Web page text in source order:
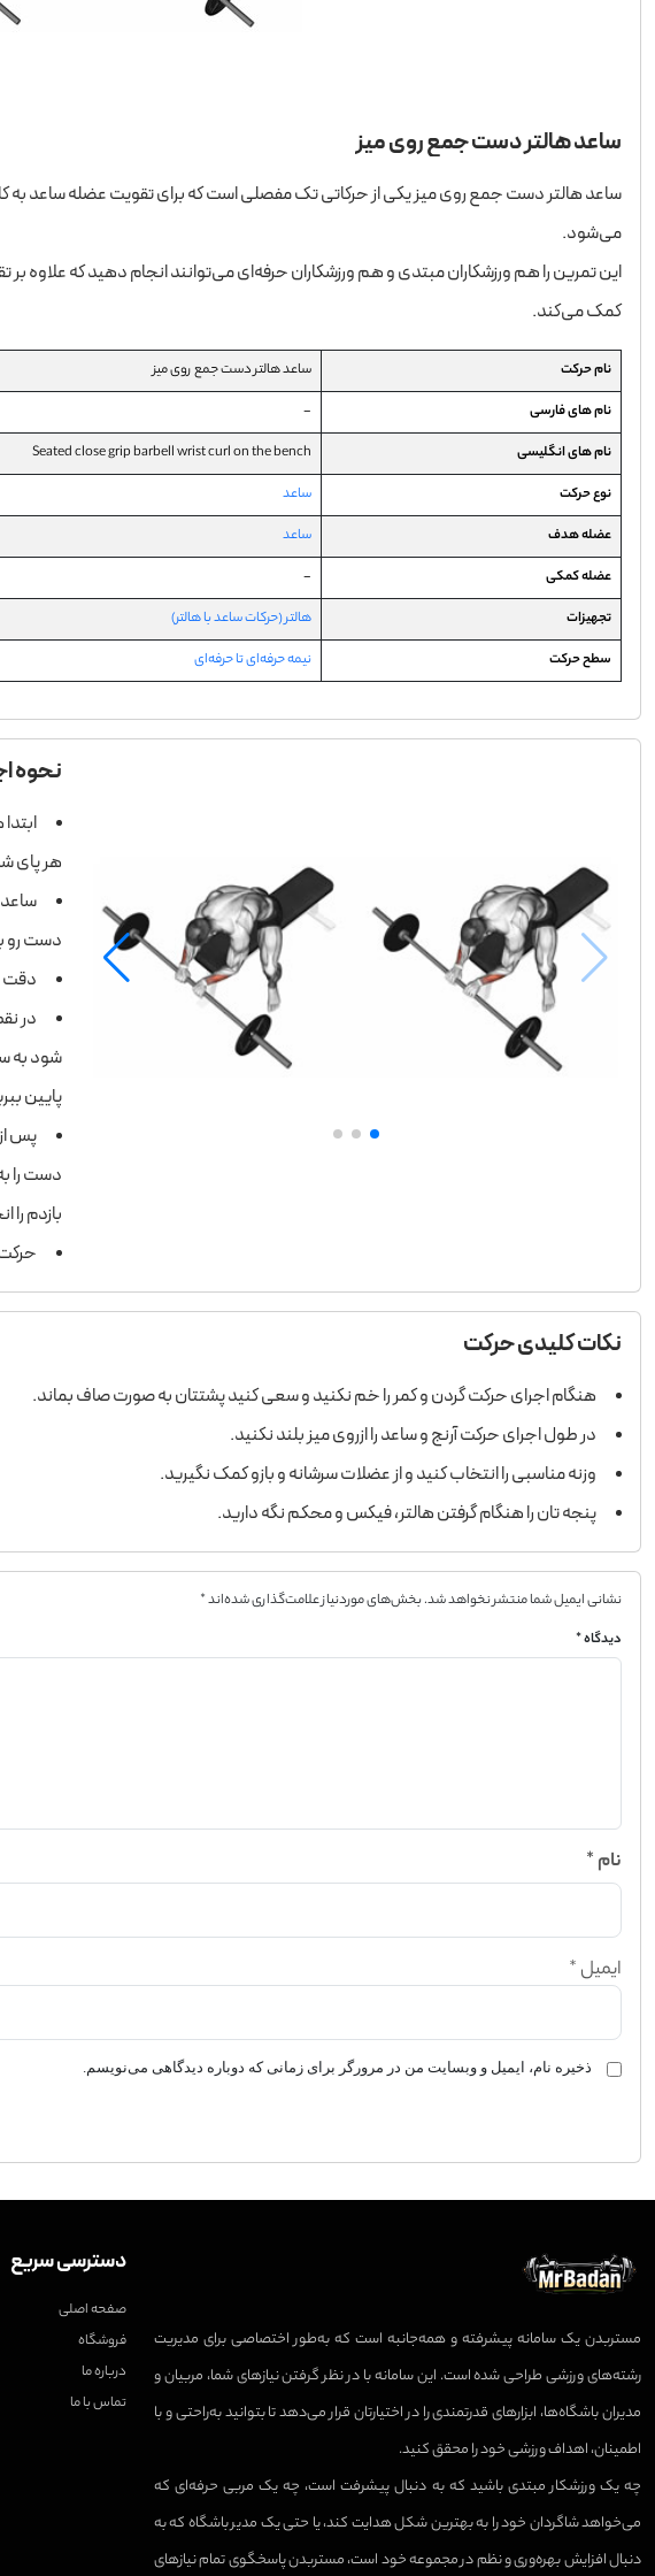
ساعد هالتر دست جمع روی میز
ساعد هالتر دست جمع روی میز یکی از حرکاتی تک مفصلی است که برای تقویت عضله ساعد به
می‌شود.
این تمرین را هم ورزشکاران مبتدی و هم ورزشکاران حرفه‌ای می‌توانند انجام دهید که علاوه بر
کمک می‌کند.
نام حرکت
ساعد هالتر دست جمع روی میز
نام های فارسی
-
نام های انگلیسی
Seated close grip barbell wrist curl on the bench
نوع حرکت
ساعد
عضله هدف
ساعد
عضله کمکی
-
تجهیزات
هالتر (حرکات ساعد با هالتر)
سطح حرکت
نیمه حرفه‌ای تا حرفه‌ای
نحوه
هر پای
ساعد
دست رو
دقت
شود به
پایین
پس
دست را
بازدم را
حرکت
نکات کلیدی حرکت
هنگام اجرای حرکت گردن و کمر را خم نکنید و سعی کنید پشتتان به صورت صاف بماند.
در طول اجرای حرکت آرنج و ساعد را ازروی میز بلند نکنید.
وزنه مناسبی را انتخاب کنید و از عضلات سرشانه و بازو کمک نگیرید.
پنجه­ تان را هنگام گرفتن هالتر، فیکس و محکم نگه دارید.
نشانی ایمیل شما منتشر نخواهد شد.بخش‌های موردنیاز علامت‌گذاری شده‌اند*
دیدگاه*
نام*
ایمیل*
ذخیره نام، ایمیل و وبسایت من در مرورگر برای زمانی که دوباره دیدگاهی می‌نویسم.
مستربدن یک سامانه پیشرفته و همه‌جانبه است که به‌طور اختصاصی برای مدیریت
رشته‌های ورزشی طراحی شده است. این سامانه با در نظر گرفتن نیازهای شما، مربیان و
مدیران باشگاه‌ها، ابزارهای قدرتمندی را در اختیارتان قرار می‌دهد تا بتوانید به‌راحتی و با
اطمینان، اهداف ورزشی خود را محقق کنید.
چه یک ورزشکار مبتدی باشید که به دنبال پیشرفت است، چه یک مربی حرفه‌ای که
می‌خواهد شاگردان خود را به بهترین شکل هدایت کند، یا حتی یک مدیر باشگاه که به
دنبال افزایش بهره‌وری و نظم در مجموعه خود است، مستربدن پاسخگوی تمام نیازهای
دسترسی سریع
صفحه اصلی
فروشگاه
درباره ما
تماس با ما